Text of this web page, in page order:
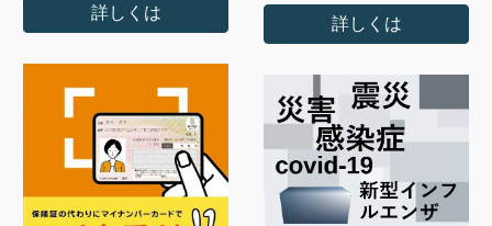
詳しくは 詳しくは